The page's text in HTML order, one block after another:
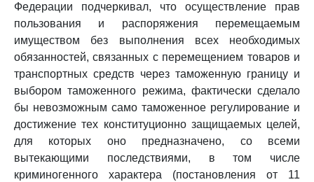
Федерации подчеркивал, что осуществление прав
пользования и распоряжения перемещаемым
имуществом без выполнения всех необходимых
обязанностей, связанных с перемещением товаров и
транспортных средств через таможенную границу и
выбором таможенного режима, фактически сделало
бы невозможным само таможенное регулирование и
достижение тех конституционно защищаемых целей,
для которых оно предназначено, со всеми
вытекающими последствиями, в том числе
криминогенного характера (постановления от 11